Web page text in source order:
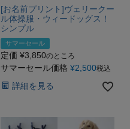
[お名前プリント]ヴェリークー
ル体操服・ウィードッグス！
シンプル
サマーセール
定価 ¥3,850のところ
サマーセール価格 ¥2,500税込
詳細を見る